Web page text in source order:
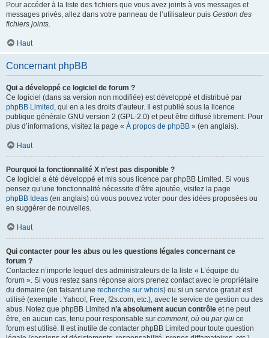
Pour accéder à la liste des fichiers que vous avez joints à vos messages et
messages privés, allez dans votre panneau de l’utilisateur puis Gestion des
fichiers joints.
Haut
Concernant phpBB
Qui a développé ce logiciel de forum ?
Ce logiciel (dans sa version non modifiée) est développé et distribué par
phpBB Limited , qui en a les droits d’auteur. Il est publié sous la licence
publique générale GNU version 2 (GPL-2.0) et peut être diffusé librement. Pour
plus d’informations, visitez la page « À propos de phpBB » (en anglais).
Haut
Pourquoi la fonctionnalité X n’est pas disponible ?
Ce logiciel a été développé et mis sous licence par phpBB Limited. Si vous
pensez qu’une fonctionnalité nécessite d’être ajoutée, visitez la page
phpBB Ideas (en anglais) où vous pouvez voter pour des idées proposées ou
en suggérer de nouvelles.
Haut
Qui contacter pour les abus ou les questions légales concernant ce
forum ?
Contactez n’importe lequel des administrateurs de la liste « L’équipe du
forum ». Si vous restez sans réponse alors prenez contact avec le propriétaire
du domaine (en faisant une recherche sur whois) ou si un service gratuit est
utilisé (exemple : Yahoo!, Free, f2s.com, etc.), avec le service de gestion ou des
abus. Notez que phpBB Limited n’a absolument aucun contrôle et ne peut
être, en aucun cas, tenu pour responsable sur comment, où ou par qui ce
forum est utilisé. Il est inutile de contacter phpBB Limited pour toute question